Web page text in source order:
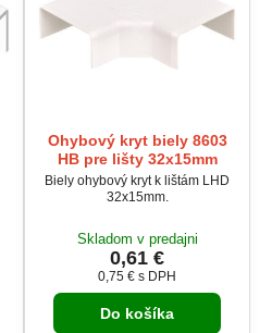
Ohybový kryt biely 8603
HB pre lišty 32x15mm
Biely ohybový kryt k lištám LHD
32x15mm.
Skladom v predajni
0,61 €
0,75 € s DPH
Do košíka